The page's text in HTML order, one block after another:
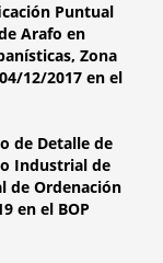
Puntual
Arafo en
Zona
12/2017 en el
de Detalle de
Industrial de
de Ordenación
en el BOP